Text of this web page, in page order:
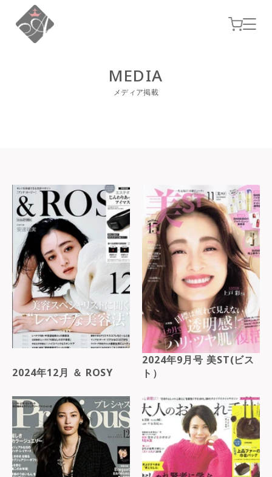
コンテ
ンツに
進む
ー
MEDIA
メディア掲載
2024年12月 ＆ ROSY
2024年9月号 美ST(ビス
ト）